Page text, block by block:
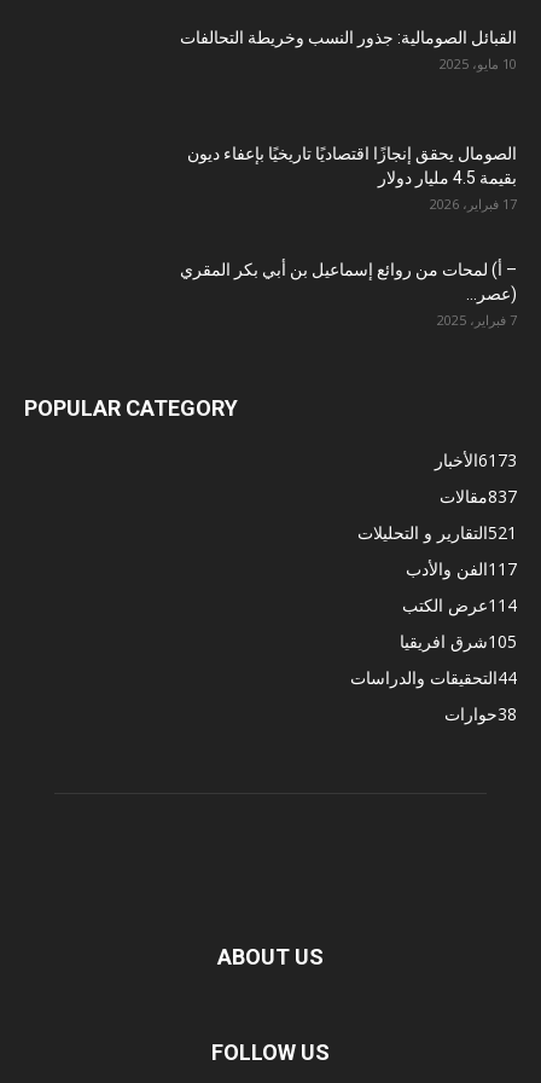
القبائل الصومالية: جذور النسب وخريطة التحالفات
10 مايو، 2025
الصومال يحقق إنجازًا اقتصاديًا تاريخيًا بإعفاء ديون
بقيمة 4.5 مليار دولار
17 فبراير، 2026
– أ) لمحات من روائع إسماعيل بن أبي بكر المقري
(عصر...
7 فبراير، 2025
POPULAR CATEGORY
الأخبار6173
مقالات837
التقارير و التحليلات521
الفن والأدب117
عرض الكتب114
شرق افريقيا105
التحقيقات والدراسات44
حوارات38
ABOUT US
FOLLOW US